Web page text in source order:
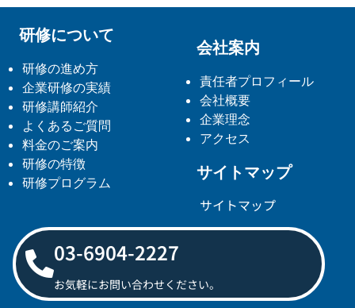
研修について
研修の進め方
企業研修の実績
研修講師紹介
よくあるご質問
料金のご案内
研修の特徴
研修プログラム
会社案内
責任者プロフィール
会社概要
企業理念
アクセス
サイトマップ
サイトマップ
03-6904-2227
お気軽にお問い合わせください。